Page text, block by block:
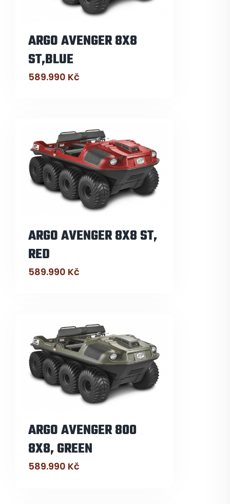
ARGO AVENGER 8X8
ST,BLUE
589.990 Kč
ARGO AVENGER 8X8 ST,
RED
589.990 Kč
ARGO AVENGER 800
8X8, GREEN
589.990 Kč